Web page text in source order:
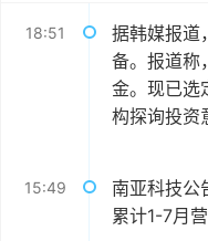
18:51
据韩媒报道
备。报道称
金。现已选
构探询投资
15:49
南亚科技公
累计1-7月